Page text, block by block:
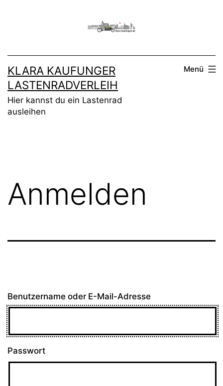
KLARA KAUFUNGER
LASTENRADVERLEIH
Hier kannst du ein Lastenrad
ausleihen
Menü
Anmelden
Benutzername oder E-Mail-Adresse
Passwort